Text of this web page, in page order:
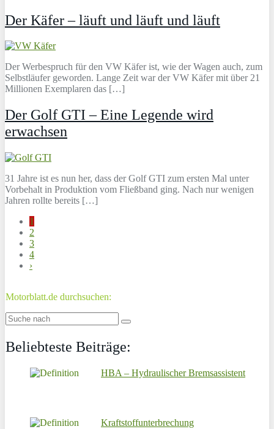
Der Käfer – läuft und läuft und läuft
Der Werbespruch für den VW Käfer ist, wie der Wagen auch, zum
Selbstläufer geworden. Lange Zeit war der VW Käfer mit über 21
Millionen Exemplaren das […]
Der Golf GTI – Eine Legende wird
erwachsen
31 Jahre ist es nun her, dass der Golf GTI zum ersten Mal unter
Vorbehalt in Produktion vom Fließband ging. Nach nur wenigen
Jahren rollte bereits […]
1
2
3
4
›
Motorblatt.de durchsuchen:
Beliebteste Beiträge:
HBA – Hydraulischer Bremsassistent
Kraftstoffunterbrechung